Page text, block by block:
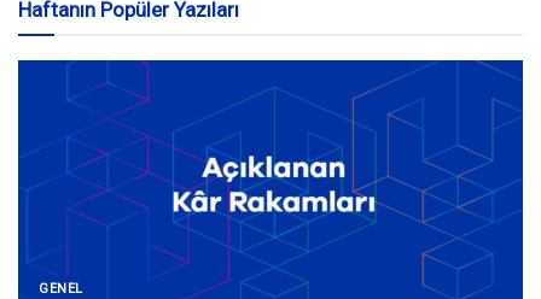
Haftanın Popüler Yazıları
GENEL